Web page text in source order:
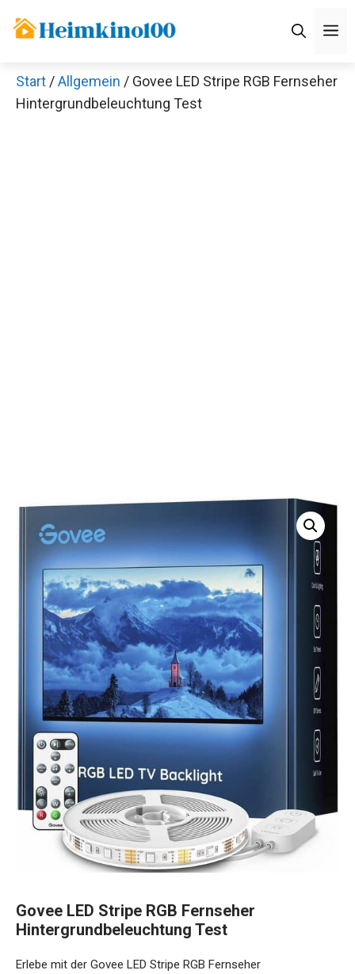
Inhalt
Start /Allgemein / Govee LED Stripe RGB Fernseher
Hintergrundbeleuchtung Test
Govee LED Stripe RGB Fernseher
Hintergrundbeleuchtung Test
Erlebe mit der Govee LED Stripe RGB Fernseher